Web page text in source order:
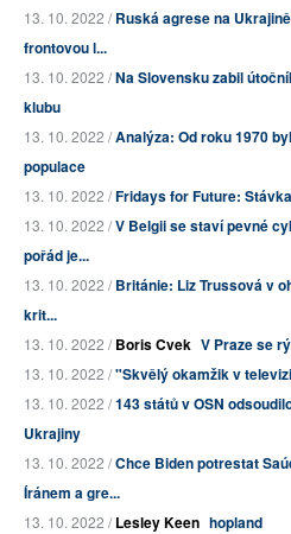
13. 10. 2022 /Ruská agrese na
frontovou l...
13. 10. 2022 /Na Slovensku zabil
klubu
13. 10. 2022 /Analýza: Od roku 1970
populace
13. 10. 2022 /Fridays for Future:
13. 10. 2022 /V Belgii se staví pevné
pořád je...
13. 10. 2022 /Británie: Liz Trussová v
krit...
13. 10. 2022 /Boris Cvek V Praze se
13. 10. 2022 /"Skvělý okamžik v
13. 10. 2022 /143 států v OSN
Ukrajiny
13. 10. 2022 /Chce Biden potrestat
Íránem a gre...
13. 10. 2022 /Lesley Keen hopland